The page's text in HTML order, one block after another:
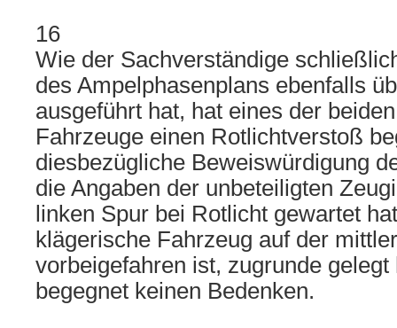
16
Wie der Sachverständige
des Ampelphasenplans ebenfalls
ausgeführt hat, hat eines der
Fahrzeuge einen Rotlichtverstoß
diesbezügliche Beweiswürdigung
die Angaben der unbeteiligten
linken Spur bei Rotlicht gewartet
klägerische Fahrzeug auf der
vorbeigefahren ist, zugrunde
begegnet keinen Bedenken.